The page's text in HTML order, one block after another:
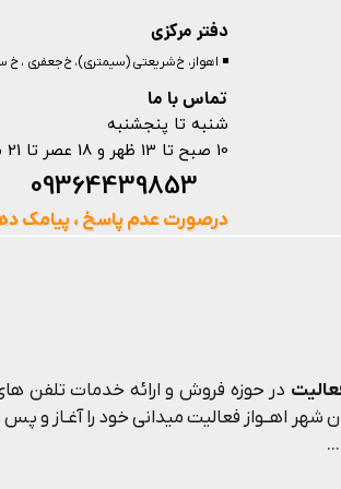
در حوزه فروش و ارائه خدمات تلفن های
اهــواز فعالیت میدانی خود را آغـاز و پس
دفتر مرکزی
تماس با ما
◾️ اهواز، خ شریعتی (سیمتری)، خ جعفری ، خ
شنبه تا پنجشنبه
10 صبح تا 13 ظهر و 18 عصر تا 21 شب
درصورت عدم پاسخ ، پیامک